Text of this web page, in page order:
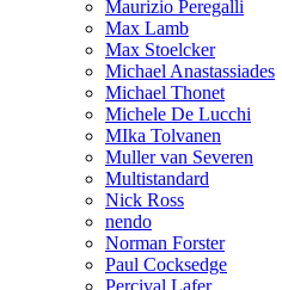
Maurizio Peregalli
Max Lamb
Max Stoelcker
Michael Anastassiades
Michael Thonet
Michele De Lucchi
MIka Tolvanen
Muller van Severen
Multistandard
Nick Ross
nendo
Norman Forster
Paul Cocksedge
Percival Lafer